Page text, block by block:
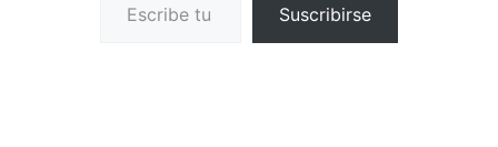
Suscribirse